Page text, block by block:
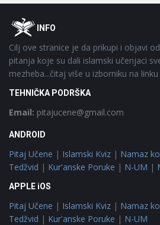
FooterOINFO
Cilj ove stranice je da prikupi i objavi
pitanja koje su dali islamski učenjaci
mezheba...čitaj više u izborniku na
TEHNIČKA PODRŠKA
Email: pitajucene@gmail.com
ANDROID
Pitaj Učene | Islamski Kviz | Namaz
Tedžvid | Kur'anske Poruke | N-UM |
APPLE iOS
Pitaj Učene | Islamski Kviz | Namaz
Tedžvid | Kur'anske Poruke | N-UM